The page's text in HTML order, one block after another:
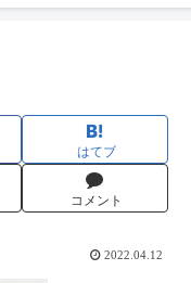
はてブ
コメント
2022.04.12